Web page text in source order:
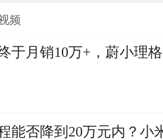
频
于月销10万+，蔚小理
能否降到20万元内？小